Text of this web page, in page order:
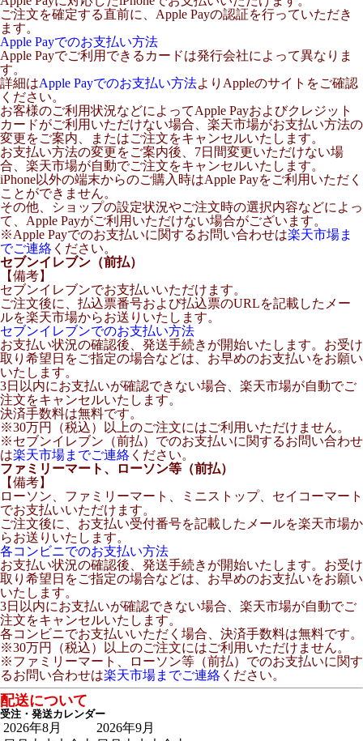
ご注文を確定する直前に、Apple Payの認証を行っていただき
ます。
Apple Payでのお支払い方法
Apple Payでご利用できるカードは発行会社によって異なりま
す。
詳細はApple Payでのお支払い方法よりAppleのサイトをご確認
ください。
お客様のご利用状況などによってApple Payおよびクレジット
カードがご利用いただけない場合、楽天市場がお支払い方法の
変更をご案内、またはご注文をキャンセルいたします。
お支払い方法の変更をご案内後、7日間変更いただけない場
合、楽天市場が自動でご注文をキャンセルいたします。
iPhone以外の端末からのご購入時はApple Payをご利用いただく
ことができません。
その他、ショップの設定状況やご注文時の選択内容などによっ
て、Apple Payがご利用いただけない場合がございます。
※Apple Payでのお支払いに関するお問い合わせは楽天市場ま
でご連絡 ください。
セブンイレブン（前払）
【備考】
セブンイレブンでお支払いいただけます。
ご注文後に、払込票番号および払込票のURLを記載したメー
ルを楽天市場からお送りいたします。
セブンイレブンでのお支払い方法
お支払い状況の確認後、発送手続きが開始いたします。お受け
取り希望日をご指定の場合などは、お早めのお支払いをお願い
いたします。
3日以内にお支払いが確認できない場合、楽天市場が自動でご
注文をキャンセルいたします。
決済手数料は無料です。
※30万円（税込）以上のご注文にはご利用いただけません。
※セブンイレブン（前払）でのお支払いに関するお問い合わせ
は楽天市場までご連絡 ください。
ファミリーマート、ローソン等（前払）
【備考】
ローソン、ファミリーマート、ミニストップ、セイコーマート
でお支払いいただけます。
ご注文後に、お支払い受付番号を記載したメールを楽天市場か
らお送りいたします。
各コンビニでのお支払い方法
お支払い状況の確認後、発送手続きが開始いたします。お受け
取り希望日をご指定の場合などは、お早めのお支払いをお願い
いたします。
3日以内にお支払いが確認できない場合、楽天市場が自動でご
注文をキャンセルいたします。
各コンビニでお支払いいただく場合、決済手数料は無料です。
※30万円（税込）以上のご注文にはご利用いただけません。
※ファミリーマート、ローソン等（前払）でのお支払いに関す
るお問い合わせは楽天市場までご連絡 ください。
配送について
受注・発送カレンダー
2026年8月
2026年9月